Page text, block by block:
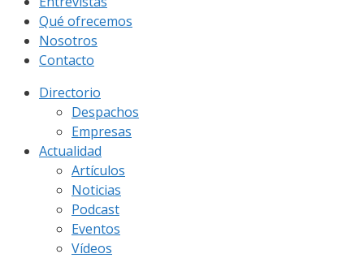
Qué ofrecemos
Nosotros
Contacto
Directorio
Despachos
Empresas
Actualidad
Artículos
Noticias
Podcast
Eventos
Vídeos